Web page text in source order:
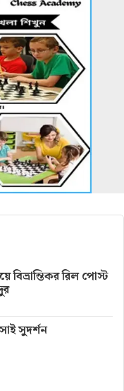
বিভ্রান্তিকর রিল পোস্ট
সুদর্শন